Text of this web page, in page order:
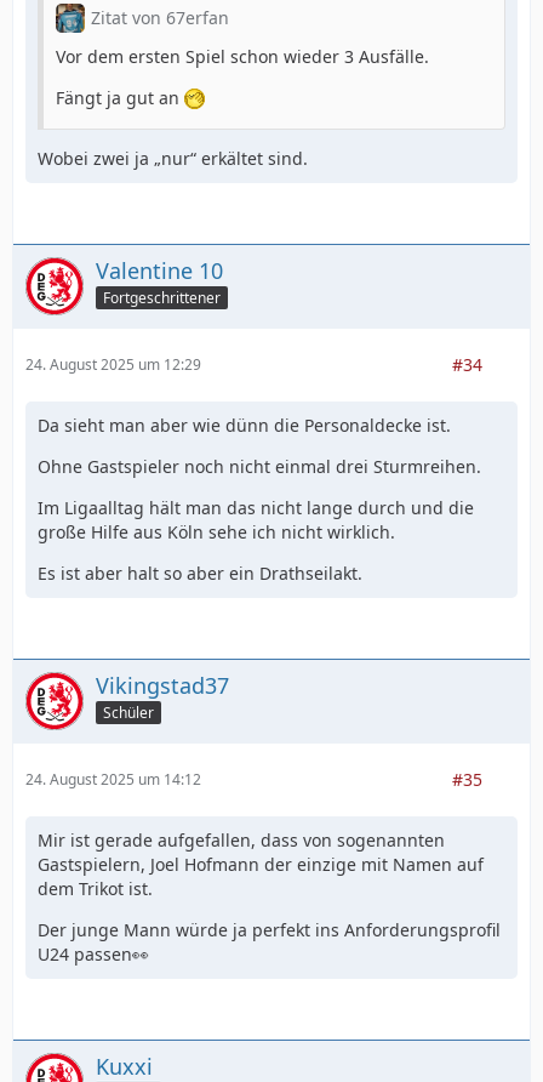
Zitat von 67erfan
Vor dem ersten Spiel schon wieder 3 Ausfälle.
Fängt ja gut an
Wobei zwei ja „nur“ erkältet sind.
Valentine 10
Fortgeschrittener
24. August 2025 um 12:29 #34
Da sieht man aber wie dünn die Personaldecke ist.
Ohne Gastspieler noch nicht einmal drei Sturmreihen.
Im Ligaalltag hält man das nicht lange durch und die
große Hilfe aus Köln sehe ich nicht wirklich.
Es ist aber halt so aber ein Drathseilakt.
Vikingstad37
Schüler
24. August 2025 um 14:12 #35
Mir ist gerade aufgefallen, dass von sogenannten
Gastspielern, Joel Hofmann der einzige mit Namen auf
dem Trikot ist.
Der junge Mann würde ja perfekt ins Anforderungsprofil
U24 passen👀
Kuxxi